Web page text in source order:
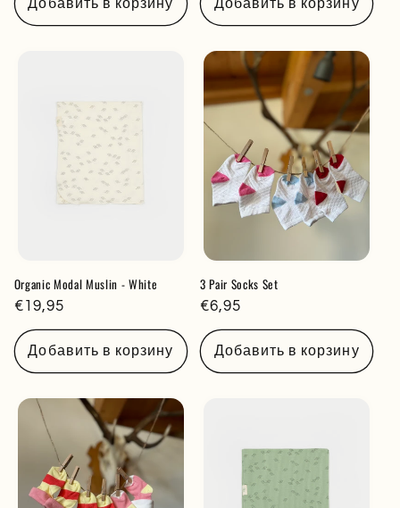
Добавить в корзину Добавить в корзину
Organic Modal Muslin - White
Обычная
цена
€19,95
Добавить в корзину
3 Pair Socks Set
Обычная
цена
€6,95
Добавить в корзину